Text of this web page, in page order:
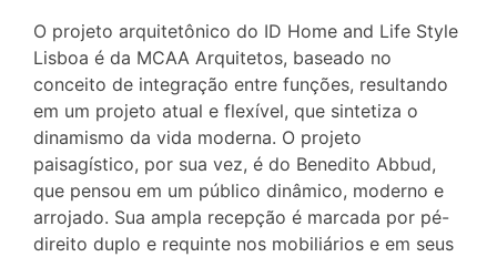
O projeto arquitetônico do ID Home and Life Style
Lisboa é da MCAA Arquitetos, baseado no
conceito de integração entre funções, resultando
em um projeto atual e flexível, que sintetiza o
dinamismo da vida moderna. O projeto
paisagístico, por sua vez, é do Benedito Abbud,
que pensou em um público dinâmico, moderno e
arrojado. Sua ampla recepção é marcada por pé-
direito duplo e requinte nos mobiliários e em seus